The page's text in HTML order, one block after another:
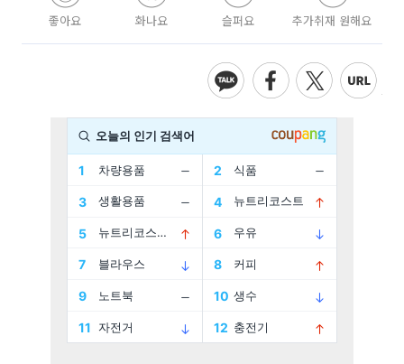
좋아요 화나요 슬퍼요 추가취재 원해요